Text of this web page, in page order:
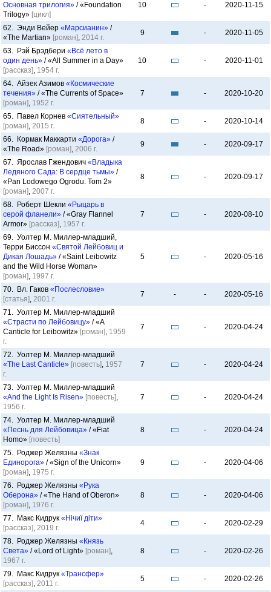
Основная трилогия» / «Foundation
Trilogy» [цикл]
10 - 2020-11-15
62. Энди Вейер «Марсианин» /
«The Martian» [роман], 2014 г.
9 - 2020-11-05
63. Рэй Брэдбери «Всё лето в
один день» / «All Summer in a Day»
[рассказ], 1954 г.
10 - 2020-11-01
64. Айзек Азимов «Космические
течения» / «The Currents of Space»
[роман], 1952 г.
7 - 2020-10-20
65. Павел Корнев «Сиятельный»
[роман], 2015 г.
8 - 2020-10-14
66. Кормак Маккарти «Дорога» /
«The Road» [роман], 2006 г.
9 - 2020-09-17
67. Ярослав Гжендович «Владыка
Ледяного Сада: В сердце тьмы» /
«Pan Lodowego Ogrodu. Tom 2»
[роман], 2007 г.
8 - 2020-09-17
68. Роберт Шекли «Рыцарь в
серой фланели» / «Gray Flannel
Armor» [рассказ], 1957 г.
7 - 2020-08-10
69. Уолтер М. Миллер-младший,
Терри Биссон «Святой Лейбовиц и
Дикая Лошадь» / «Saint Leibowitz
and the Wild Horse Woman»
[роман], 1997 г.
5 - 2020-05-16
70. Вл. Гаков «Послесловие»
[статья], 2001 г.
7 - - 2020-05-16
71. Уолтер М. Миллер-младший
«Страсти по Лейбовицу» / «A
Canticle for Leibowitz» [роман], 1959
г.
7 - 2020-04-24
72. Уолтер М. Миллер-младший
«The Last Canticle» [повесть], 1957
г.
7 - 2020-04-24
73. Уолтер М. Миллер-младший
«And the Light Is Risen» [повесть],
1956 г.
7 - 2020-04-24
74. Уолтер М. Миллер-младший
«Песнь для Лейбовица» / «Fiat
Homo» [повесть]
8 - 2020-04-24
75. Роджер Желязны «Знак
Единорога» / «Sign of the Unicorn»
[роман], 1975 г.
9 - 2020-04-06
76. Роджер Желязны «Рука
Оберона» / «The Hand of Oberon»
[роман], 1976 г.
8 - 2020-04-06
77. Макс Кидрук «Нічиї діти»
[рассказ], 2019 г.
4 - 2020-02-29
78. Роджер Желязны «Князь
Света» / «Lord of Light» [роман],
1967 г.
8 - 2020-02-26
79. Макс Кидрук «Трансфер»
[рассказ], 2011 г.
5 - 2020-02-26